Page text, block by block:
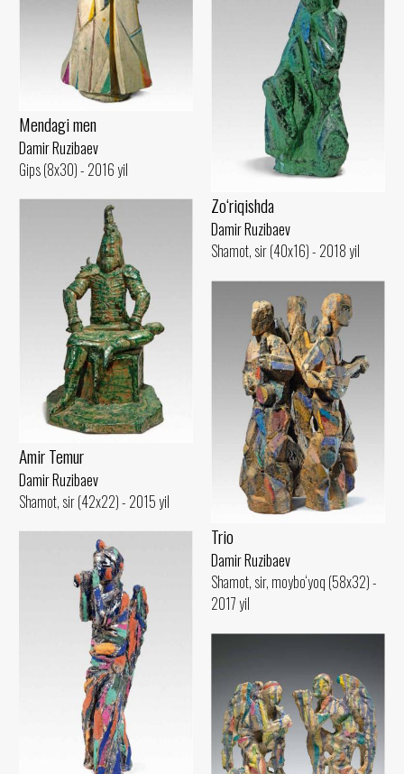
Mendagi men
Damir Ruzibaev
Gips (8x30) - 2016 yil
Zo‘riqishda
Damir Ruzibaev
Shamot, sir (40x16) - 2018 yil
Amir Temur
Damir Ruzibaev
Shamot, sir (42x22) - 2015 yil
Trio
Damir Ruzibaev
Shamot, sir, moybo‘yoq (58x32) -
2017 yil